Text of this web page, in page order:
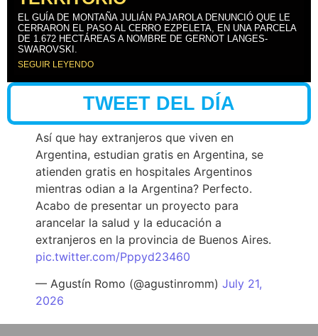
EL GUÍA DE MONTAÑA JULIÁN PAJAROLA DENUNCIÓ QUE LE
CERRARON EL PASO AL CERRO EZPELETA, EN UNA PARCELA
DE 1.672 HECTÁREAS A NOMBRE DE GERNOT LANGES-
SWAROVSKI.
SEGUIR LEYENDO
TWEET DEL DÍA
Así que hay extranjeros que viven en
Argentina, estudian gratis en Argentina, se
atienden gratis en hospitales Argentinos
mientras odian a la Argentina? Perfecto.
Acabo de presentar un proyecto para
arancelar la salud y la educación a
extranjeros en la provincia de Buenos Aires.
pic.twitter.com/Pppyd23460
— Agustín Romo (@agustinromm) July 21,
2026